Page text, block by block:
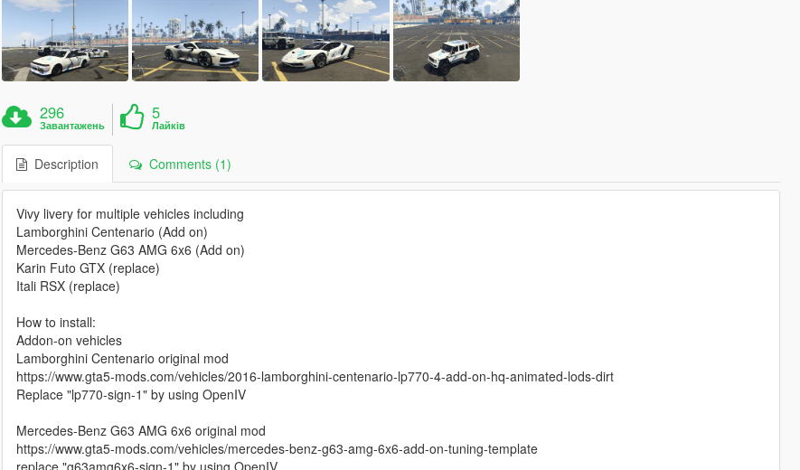
296
Завантажень
5
Лайків
Description Comments (1)
Vivy livery for multiple vehicles including
Lamborghini Centenario (Add on)
Mercedes-Benz G63 AMG 6x6 (Add on)
Karin Futo GTX (replace)
Itali RSX (replace)
How to install:
Addon-on vehicles
Lamborghini Centenario original mod
https://www.gta5-mods.com/vehicles/2016-lamborghini-centenario-lp770-4-add-on-hq-animated-lods-dirt
Replace "lp770-sign-1" by using OpenIV
Mercedes-Benz G63 AMG 6x6 original mod
https://www.gta5-mods.com/vehicles/mercedes-benz-g63-amg-6x6-add-on-tuning-template